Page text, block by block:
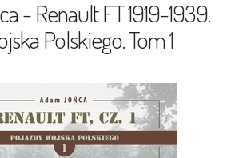
- Renault FT 1919-1939.
Polskiego. Tom 1